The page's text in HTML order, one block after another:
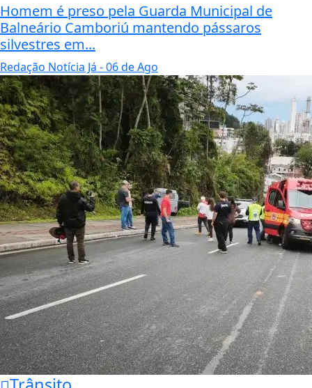
Homem é preso pela Guarda Municipal de
Balneário Camboriú mantendo pássaros
silvestres em...
Redação Notícia Já - 06 de Ago